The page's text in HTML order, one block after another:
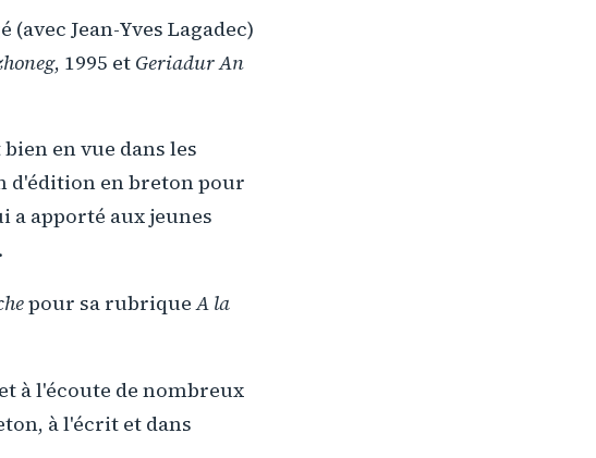
Jean-Yves Lagadec)
, 1995 et Geriadur An
en vue dans les
d'édition en breton pour
a apporté aux jeunes
pour sa rubriqueA la
à l'écoute de nombreux
à l'écrit et dans